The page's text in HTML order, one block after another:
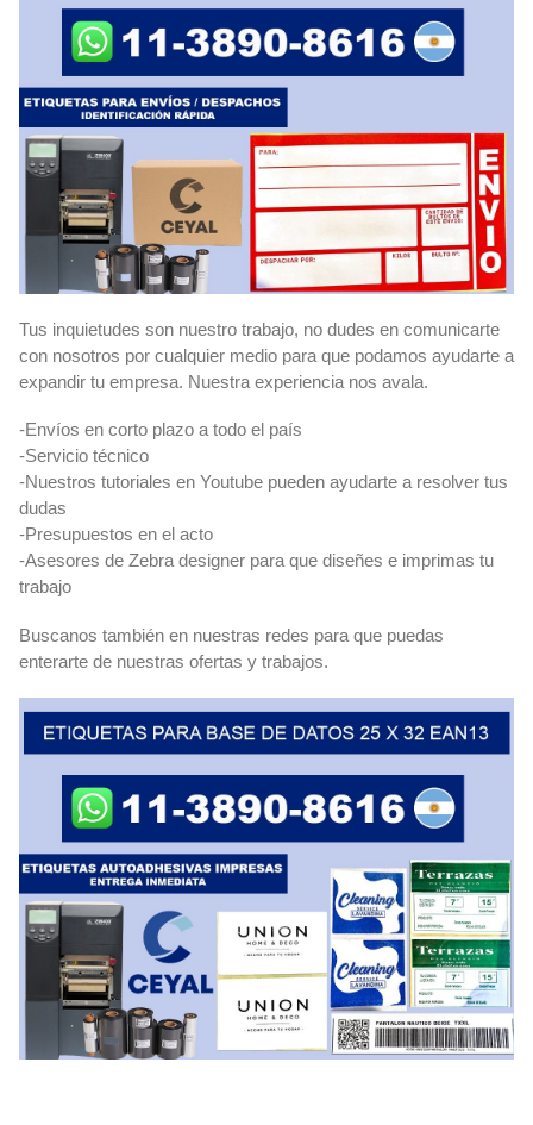
Tus inquietudes son nuestro trabajo, no dudes en comunicarte
con nosotros por cualquier medio para que podamos ayudarte a
expandir tu empresa. Nuestra experiencia nos avala.
-Envíos en corto plazo a todo el país
-Servicio técnico
-Nuestros tutoriales en Youtube pueden ayudarte a resolver tus
dudas
-Presupuestos en el acto
-Asesores de Zebra designer para que diseñes e imprimas tu
trabajo
Buscanos también en nuestras redes para que puedas
enterarte de nuestras ofertas y trabajos.